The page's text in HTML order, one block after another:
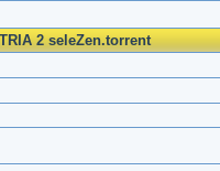
2 seleZen.torrent